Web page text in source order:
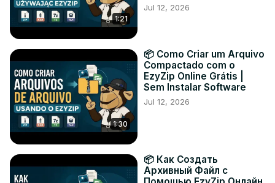
1:21
Jul 12, 2026
1:30
📦 Como Criar um Arquivo
Compactado com o
EzyZip Online Grátis |
Sem Instalar Software
Jul 12, 2026
📦 Как Создать
Архивный Файл с